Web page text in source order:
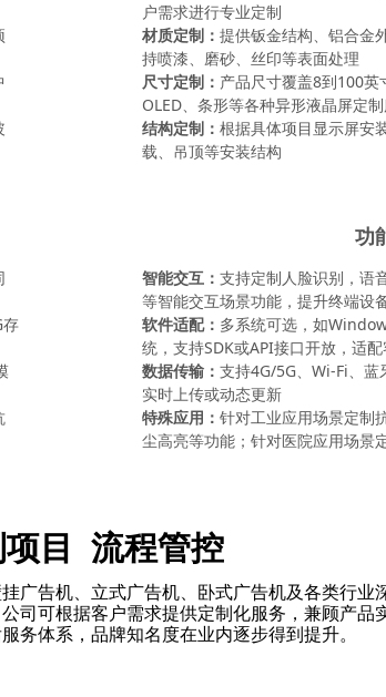
项目 流程管控
告机、立式广告机、卧式广告机及各类行业
司可根据客户需求提供定制化服务，兼顾产品
务体系，品牌知名度在业内逐步得到提升。
户需求进行专业定制
材质定制： 提供钣金结构、铝合金
持喷漆、磨砂、丝印等表面处理
尺寸定制： 产品尺寸覆盖8到100英
OLED、条形等各种异形液晶屏定
结构定制： 根据具体项目显示屏安
载、吊顶等安装结构
功
智能交互： 支持定制人脸识别，语
等智能交互场景功能，提升终端设
软件适配： 多系统可选，如
统，支持SDK或API接口开放，适
数据传输： 支持4G/5G、Wi-Fi、蓝
实时上传或动态更新
特殊应用： 针对工业应用场景定制
尘高亮等功能；针对医院应用场景